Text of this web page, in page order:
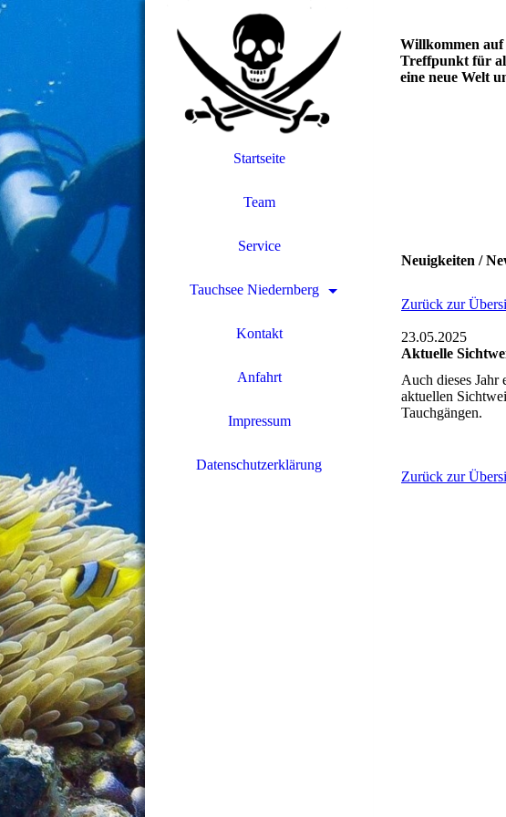
Startseite
Team
Service
Tauchsee Niedernberg
Kontakt
Anfahrt
Impressum
Datenschutzerklärung
Willkommen auf
Treffpunkt für
eine neue Welt
Neuigkeiten /
Zurück zur
23.05.2025
Aktuelle
Auch dieses Jahr
aktuellen
Tauchgängen.
Zurück zur